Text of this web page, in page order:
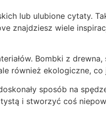
lub ulubione cytaty.
znajdziesz wiele
Bombki z
również ekologiczne,
sposób na
i stworzyć coś